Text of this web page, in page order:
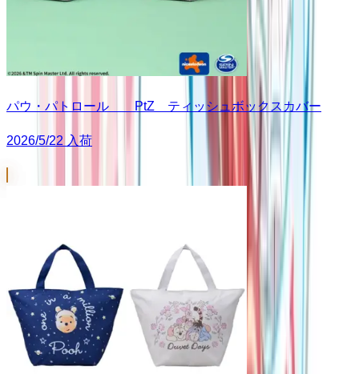
パウ・パトロール PtZ ティッシュボックスカバー
2026/5/22 入荷